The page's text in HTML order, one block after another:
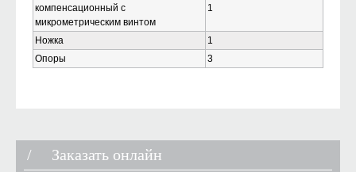
компенсационный с
микрометрическим винтом
1
Ножка
1
Опоры
3
Заказать онлайн